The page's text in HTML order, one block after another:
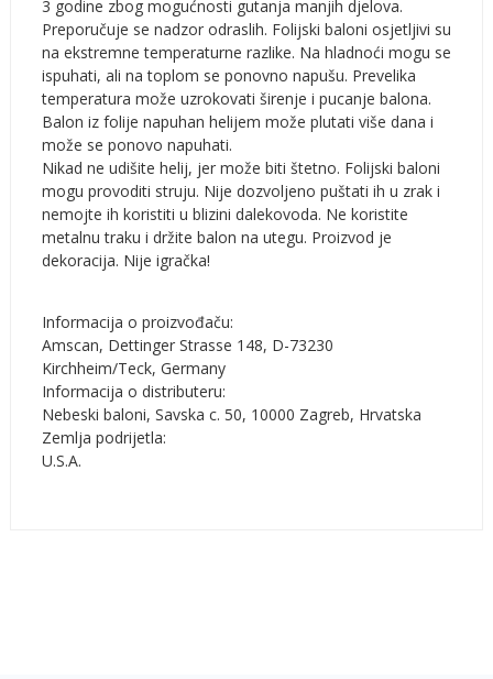
3 godine zbog mogućnosti gutanja manjih djelova.
Preporučuje se nadzor odraslih. Folijski baloni osjetljivi su
na ekstremne temperaturne razlike. Na hladnoći mogu se
ispuhati, ali na toplom se ponovno napušu. Prevelika
temperatura može uzrokovati širenje i pucanje balona.
Balon iz folije napuhan helijem može plutati više dana i
može se ponovo napuhati.
Nikad ne udišite helij, jer može biti štetno. Folijski baloni
mogu provoditi struju. Nije dozvoljeno puštati ih u zrak i
nemojte ih koristiti u blizini dalekovoda. Ne koristite
metalnu traku i držite balon na utegu. Proizvod je
dekoracija. Nije igračka!
Informacija o proizvođaču:
Amscan, Dettinger Strasse 148, D-73230
Kirchheim/Teck, Germany
Informacija o distributeru:
Nebeski baloni, Savska c. 50, 10000 Zagreb, Hrvatska
Zemlja podrijetla:
U.S.A.